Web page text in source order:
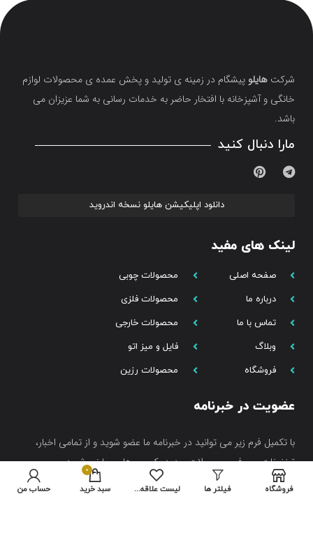
شرکت هایلو پیشگام در زمینه ی تولید و پخش عمده ی محصولات لوازم
خانگی و آشپزخانه با افتخار حاضر به خدمات رسانی به شما عزیزان می
باشد.
مارا دنبال کنید
دانلود اپلیکیشن هایلو نسخه اندروید
لینک های مفید
صفحه اصلی
درباره ما
تماس با ما
وبلاگ
فروشگاه
محصولات چوبی
محصولات فلزی
محصولات خارجی
فایل و میز اتو
محصولات رزین
عضویت در خبرنامه
با تکمیل فرم زیر می توانید در خبرنامه ما عضو شوید و از تمامی اخبار،
تخفیفات، معرفی محصولات جدید، کمپین ها و… باخبر شوید.
فروشگاه فیلتر ها لیست علاقه مندی ها
0
سبد خرید حساب من